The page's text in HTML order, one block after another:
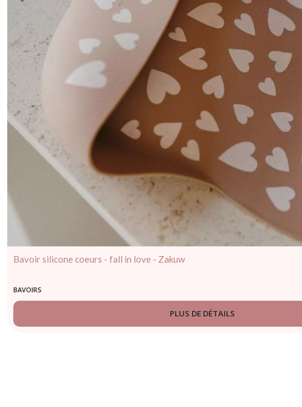
Bavoir silicone coeurs - fall in love - Zakuw
BAVOIRS
PLUS DE DÉTAILS